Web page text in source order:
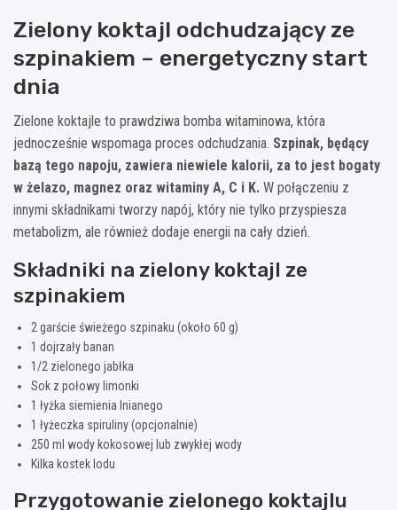
Zielony koktajl odchudzający ze
szpinakiem – energetyczny start
dnia
Zielone koktajle to prawdziwa bomba witaminowa, która
jednocześnie wspomaga proces odchudzania. Szpinak, będący
bazą tego napoju, zawiera niewiele kalorii, za to jest bogaty
w żelazo, magnez oraz witaminy A, C i K. W połączeniu z
innymi składnikami tworzy napój, który nie tylko przyspiesza
metabolizm, ale również dodaje energii na cały dzień.
Składniki na zielony koktajl ze
szpinakiem
2 garście świeżego szpinaku (około 60 g)
1 dojrzały banan
1/2 zielonego jabłka
Sok z połowy limonki
1 łyżka siemienia lnianego
1 łyżeczka spiruliny (opcjonalnie)
250 ml wody kokosowej lub zwykłej wody
Kilka kostek lodu
Przygotowanie zielonego koktajlu